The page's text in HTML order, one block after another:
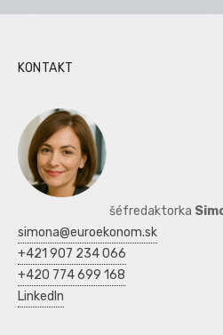
KONTAKT
šéfredaktorka
simona@euroekonom.sk
+421 907 234 066
+420 774 699 168
LinkedIn